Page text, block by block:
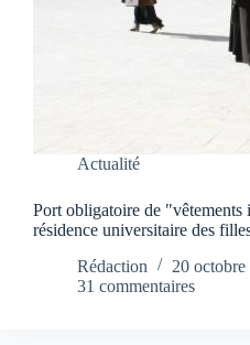
Actualité
Port obligatoire de "vêtements
résidence universitaire des
Rédaction
20 octobre
31 commentaires